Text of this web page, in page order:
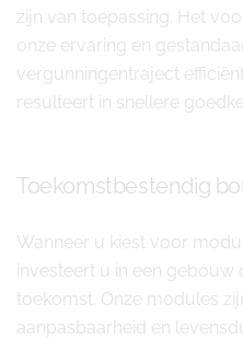
zijn van toepassing. Het
onze ervaring en
vergunningentraject
resulteert in snellere
Toekomstbestendig
Wanneer u kiest voor
investeert u in een gebouw
toekomst. Onze modules
aanpasbaarheid en